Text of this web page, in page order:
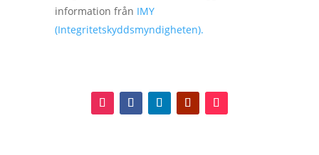
information från IMY
(Integritetskyddsmyndigheten).